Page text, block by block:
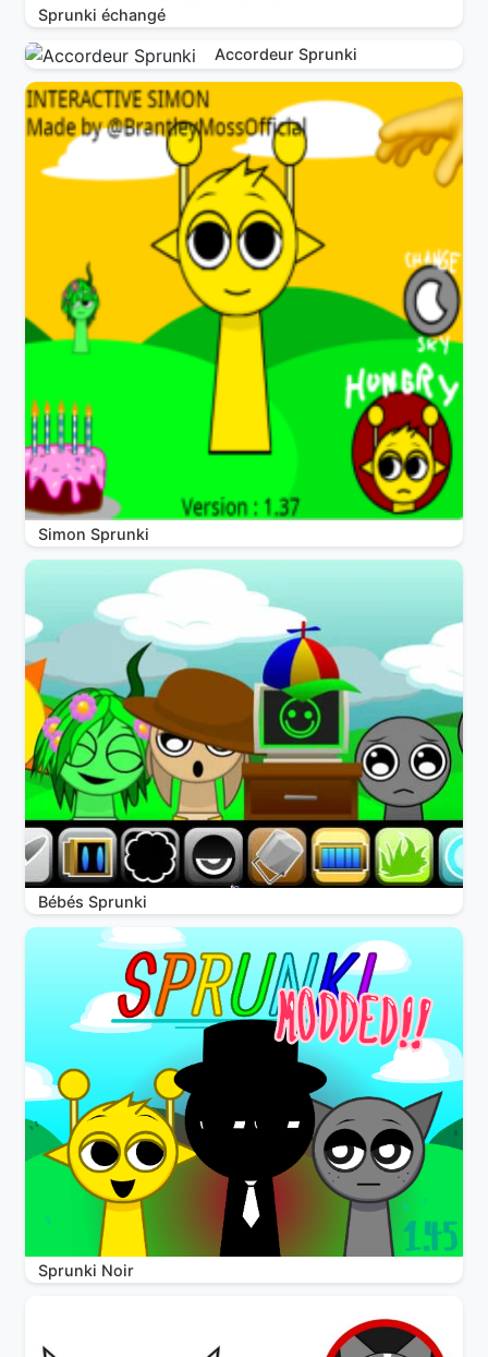
Sprunki échangé
Accordeur Sprunki
Simon Sprunki
Bébés Sprunki
Sprunki Noir